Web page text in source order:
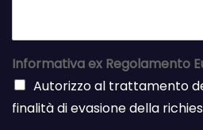
Informativa ex Regolamento
Autorizzo al trattamento
finalità di evasione della